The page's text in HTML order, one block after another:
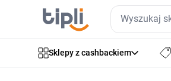
Sklepy z cashbackiem